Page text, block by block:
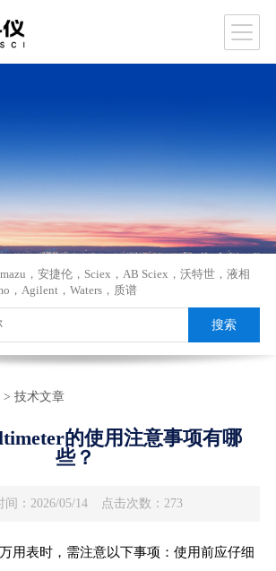
， 安捷伦， Sciex ， AB Sciex ， 沃特世， 液相
， Agilent ， Waters， 质谱
> 技术文章
的使用注意事项有哪
些？
间：2026/05/14 点击次数：273
用表时，需注意以下事项：使用前应仔细